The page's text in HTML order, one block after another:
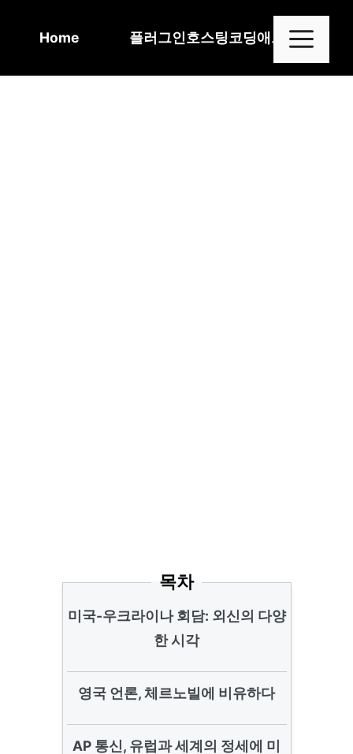
Home 플러그인호스팅코딩애드센스
목차
미국-우크라이나 회담: 외신의 다양
한 시각
영국 언론, 체르노빌에 비유하다
AP 통신, 유럽과 세계의 정세에 미